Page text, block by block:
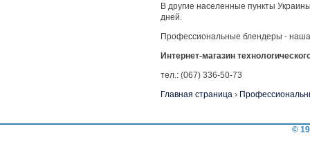
В другие населенные пункты
дней.
Профессиональные блендеры -
Интернет-магазин
тел.: (067) 336-50-73
Главная страница ›
©